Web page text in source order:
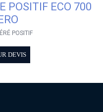
POSITIF ECO 700
POSITIF
DEVIS